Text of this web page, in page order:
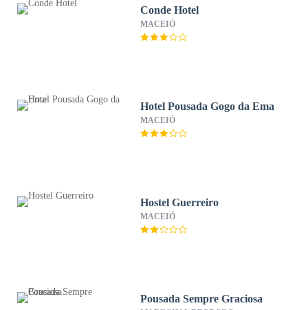
Conde Hotel
MACEIÓ
Hotel Pousada Gogo da Ema
MACEIÓ
Hostel Guerreiro
MACEIÓ
Pousada Sempre Graciosa